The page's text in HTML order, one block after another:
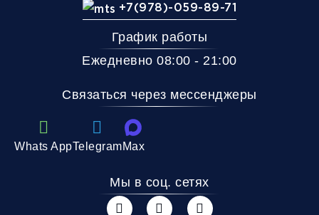
+7(978)-059-89-71
График работы
Ежедневно 08:00 - 21:00
Связаться через мессенджеры
Whats AppTelegramMax
Мы в соц. сетях